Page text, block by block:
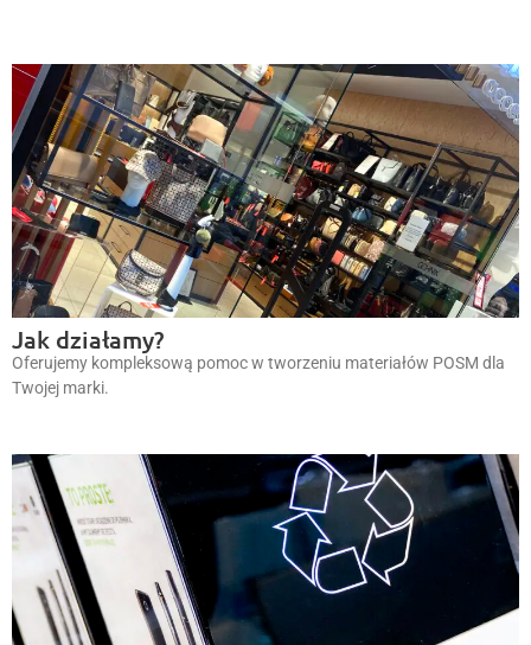
Jak działamy?
Oferujemy kompleksową pomoc w tworzeniu materiałów POSM dla
Twojej marki.